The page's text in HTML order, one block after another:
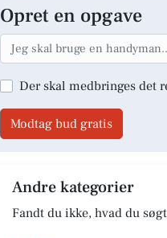
Opret en opgave
Der skal medbringes det
Modtag bud gratis
Andre kategorier
Fandt du ikke, hvad du